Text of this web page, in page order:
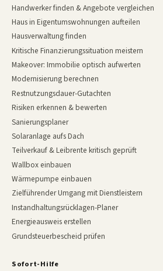
Handwerker finden & Angebote vergleichen
Haus in Eigentumswohnungen aufteilen
Hausverwaltung finden
Kritische Finanzierungssituation meistern
Makeover: Immobilie optisch aufwerten
Modernisierung berechnen
Restnutzungsdauer-Gutachten
Risiken erkennen & bewerten
Sanierungsplaner
Solaranlage aufs Dach
Teilverkauf & Leibrente kritisch geprüft
Wallbox einbauen
Wärmepumpe einbauen
Zielführender Umgang mit Dienstleistern
Instandhaltungsrücklagen-Planer
Energieausweis erstellen
Grundsteuerbescheid prüfen
Sofort-Hilfe